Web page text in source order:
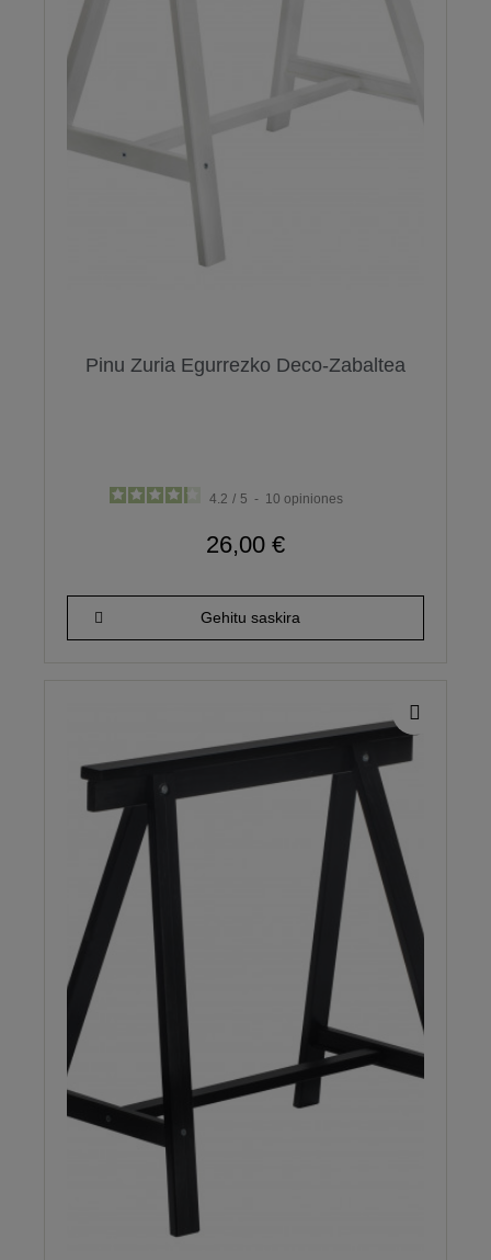
Pinu Zuria Egurrezko Deco-Zabaltea
4.2 / 5 - 10opiniones
26,00 €
Gehitu saskira